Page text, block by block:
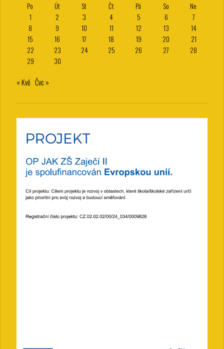
Po
Út St Čt Pá So
Ne
1
2 3 4 5 6
7
8
9 10 11 12 13
14
15
16 17 18 19 20
21
22
23 24 25 26 27
28
29
30
« Kvě Čvc »